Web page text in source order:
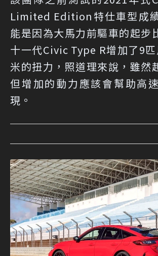
Limited Edition特仕車型成
能是因為大馬力前驅車的起步
十一代Civic Type R增加了9
米的扭力，照道理來說，雖然
但增加的動力應該會幫助高
現。